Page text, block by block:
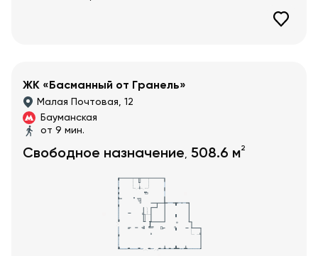
ЖК «Басманный от Гранель»
Малая Почтовая, 12
Бауманская
от 9 мин.
Свободное назначение 508.6 м2